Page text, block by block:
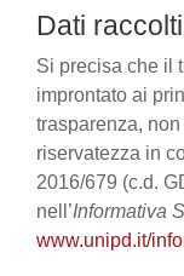
Dati
Si precisa che il
improntato ai
trasparenza,
riservatezza in
2016/679 (c.d.
nell’Informativa
www.unipd.it/